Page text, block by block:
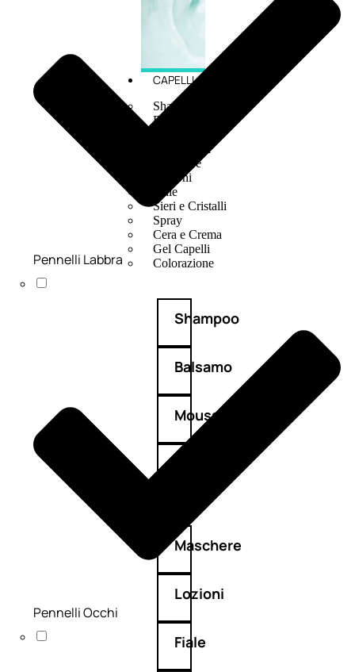
CAPELLI
Shampoo
Balsamo
Olii Capelli
Maschere
Lozioni
Fiale
Sieri e Cristalli
Spray
Cera e Crema
Gel Capelli
Colorazione
Shampoo
Balsamo
Mousse
Maschere
Lozioni
Fiale
Pennelli Labbra
Pennelli Occhi